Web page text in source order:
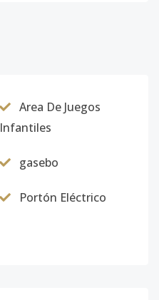
Area De Juegos
Infantiles
gasebo
Portón Eléctrico